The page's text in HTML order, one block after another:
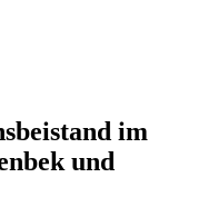
im
und